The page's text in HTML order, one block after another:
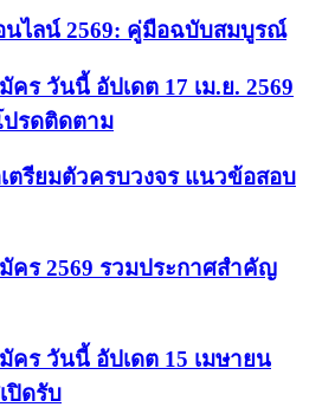
นไลน์ 2569: คู่มือฉบับสมบูรณ์
คร วันนี้ อัปเดต 17 เม.ย. 2569
รดติดตาม
ตรียมตัวครบวงจร แนวข้อสอบ
คร 2569 รวมประกาศสำคัญ
คร วันนี้ อัปเดต 15 เมษายน
ปิดรับ